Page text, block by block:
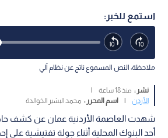
استمع للخبر:
ملاحظة: النص المسموع ناتج عن نظام آلي
نشر : منذ 18 ساعة
|
الأردن
| اسم المحرر : محمد البشير الخوالدة
شهدت العاصمة الأردنية عمان عن كشف
أحد البنوك المحلية أثناء جولة تفتيشية